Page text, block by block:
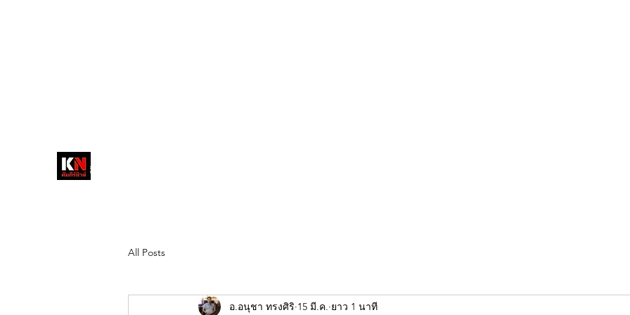
วส์
สื่อลึกวงการสงฆ์ เจาะตรงพระเครื่อง
All Posts
อ.อนุชา ทรงศิริ 15 มี.ค. ยาว 1 นาที